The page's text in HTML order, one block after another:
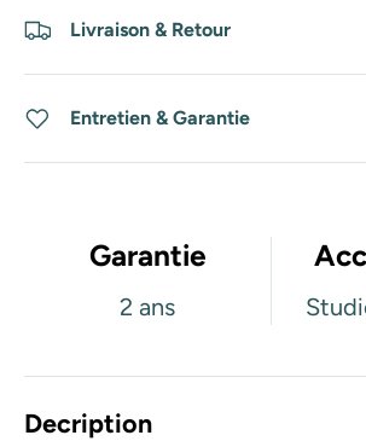
Livraison & Retour
Entretien & Garantie
Garantie
2 ans
Decription